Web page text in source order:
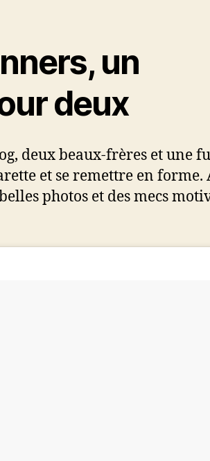
un
deux
deux beaux-frères et une
et se remettre en forme.
photos et des mecs